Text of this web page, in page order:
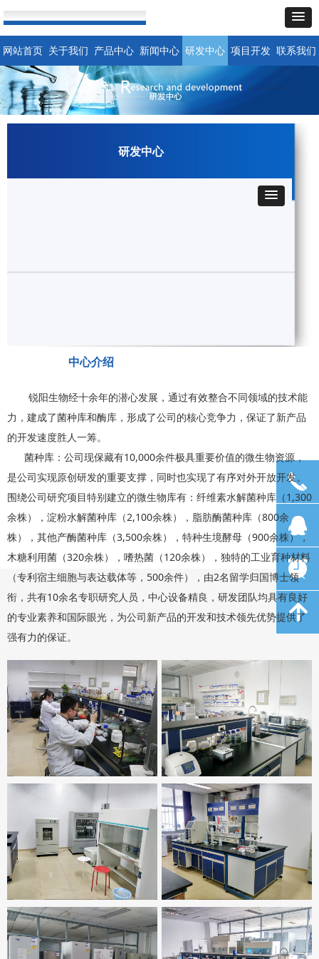
网站首页 关于我们 产品中心 新闻中心 研发中心 项目开发 联系我们
研发中心
中心介绍
锐阳生物经十余年的潜心发展，通过有效整合不同领域的技术能
力，建成了菌种库和酶库，形成了公司的核心竞争力，保证了新产品
的开发速度胜人一筹。
菌种库：公司现保藏有10,000余件极具重要价值的微生物资源，
是公司实现原创研发的重要支撑，同时也实现了有序对外开放开发。
围绕公司研究项目特别建立的微生物库有：纤维素水解菌种库（1,300
余株），淀粉水解菌种库（2,100余株），脂肪酶菌种库（800余
株），其他产酶菌种库（3,500余株），特种生境酵母（900余株），
木糖利用菌（320余株），嗜热菌（120余株），独特的工业育种材料
（专利宿主细胞与表达载体等，500余件），由2名留学归国博士领
衔，共有10余名专职研究人员，中心设备精良，研发团队均具有良好
的专业素养和国际眼光，为公司新产品的开发和技术领先优势提供了
强有力的保证。
끅
뀩
뀥
녕